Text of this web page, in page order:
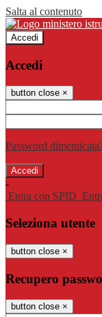
Salta al contenuto
Accedi
Accedi
button close ×
Password
-
Entra con SPID
Seleziona utente
button close ×
Recupero
button close ×